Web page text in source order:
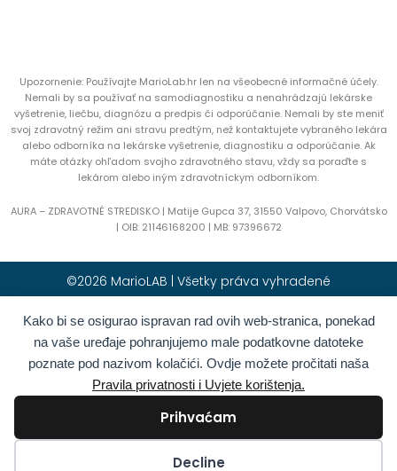
Kako bi se osigurao ispravan rad ovih web-stranica, ponekad
na vaše uređaje pohranjujemo male podatkovne datoteke
poznate pod nazivom kolačići. Ovdje možete pročitati naša
Pravila privatnosti i Uvjete korištenja.
Prihvaćam
Decline
Upozornenie: Používajte MarioLab.hr len na všeobecné informačné účely.
Nemali by sa používať na samodiagnostiku a nenahrádzajú lekárske
vyšetrenie, liečbu, diagnózu a predpis či odporúčanie. Nemali by ste meniť
svoj zdravotný režim ani stravu predtým, než kontaktujete vybraného lekára
alebo odborníka na lekárske vyšetrenie, diagnostiku a odporúčanie. Ak
máte otázky ohľadom svojho zdravotného stavu, vždy sa poraďte s
lekárom alebo iným zdravotníckym odborníkom.
AURA – ZDRAVOTNÉ STREDISKO | Matije Gupca 37, 31550 Valpovo, Chorvátsko
| OIB: 21146168200 | MB: 97396672
©2026 MarioLAB | Všetky práva vyhradené
Hrvatski(Chorvátština) English(Angličtina)
Deutsch (Nemčina) Polski(Polština)
Română(Rumunčina) Italiano( Taliančina)
Български(Bulharčina) Français(Francúzština)
Gréčtina)